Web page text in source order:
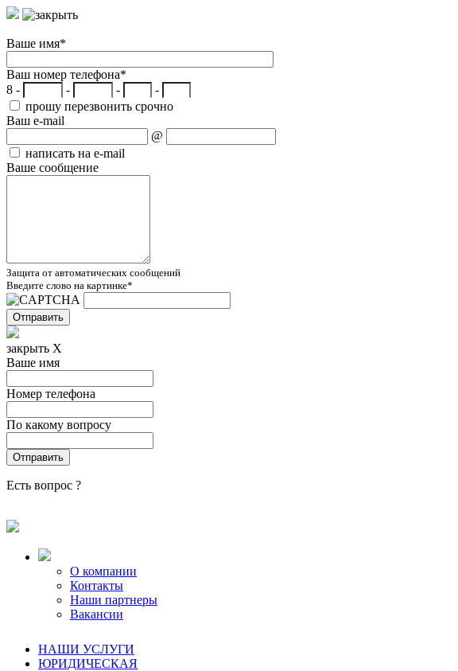
Ваше имя*
Ваш номер телефона*
8 -
- -
-
прошу перезвонить срочно
Ваш e-mail
@
написать на e-mail
Ваше сообщение
Защита от автоматических сообщений
Введите слово на картинке*
закрыть X
Ваше имя
Номер телефона
По какому вопросу
Есть вопрос ?
О компании
Контакты
Наши партнеры
Вакансии
НАШИ УСЛУГИ
ЮРИДИЧЕСКАЯ